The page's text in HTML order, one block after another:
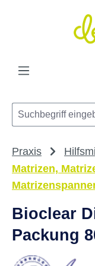
Zum Hauptinhalt
Praxis
Matrizen,
Bioclear
Packung